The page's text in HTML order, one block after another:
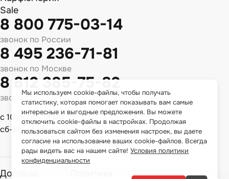
Sale
8 800 775-03-14
звонок по России
8 495 236-71-81
звонок по Москве
8 812 385-75-82
звонок по Спб
с 10:00 до 18:00
сб-вс - выходной
Договор
Мы используем cookie-файлы, чтобы получать
статистику, которая помогает показывать вам самые
интересные и выгодные предложения. Вы можете
отключить cookie-файлы в настройках. Продолжая
пользоваться сайтом без изменения настроек, вы даете
согласие на использование ваших cookie-файлов. Всегда
рады видеть вас на нашем сайте!Условия политики
конфиденциальности